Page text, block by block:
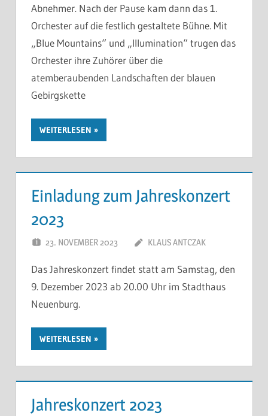
Abnehmer. Nach der Pause kam dann das 1.
Orchester auf die festlich gestaltete Bühne. Mit
„Blue Mountains“ und „Illumination“ trugen das
Orchester ihre Zuhörer über die
atemberaubenden Landschaften der blauen
Gebirgskette
WEITERLESEN
Einladung zum Jahreskonzert
2023
23. NOVEMBER 2023 KLAUS ANTCZAK
Das Jahreskonzert findet statt am Samstag, den
9. Dezember 2023 ab 20.00 Uhr im Stadthaus
Neuenburg.
WEITERLESEN
Jahreskonzert 2023